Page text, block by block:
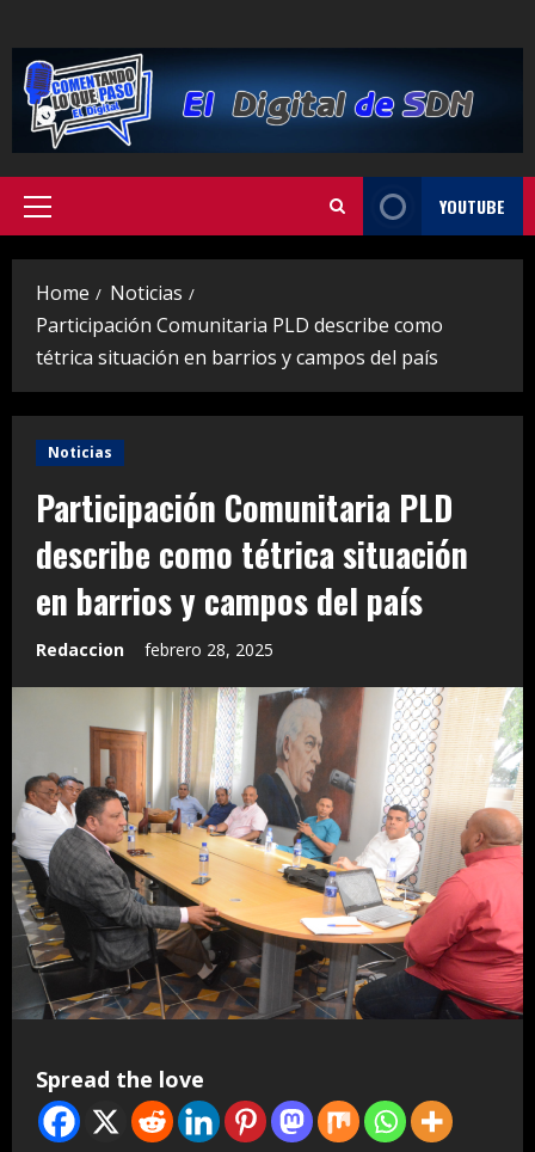
to
content
Primary
YOUTUBE
Home
Noticias
Participación Comunitaria PLD describe como
tétrica situación en barrios y campos del país
Noticias
Participación Comunitaria PLD
describe como tétrica situación
en barrios y campos del país
Redaccion febrero 28, 2025
Spread the love